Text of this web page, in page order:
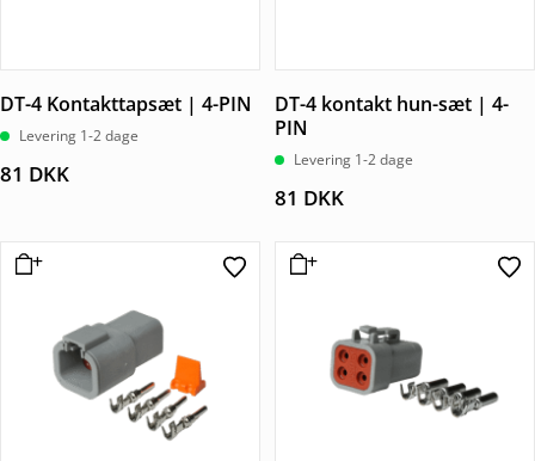
DT-4 Kontakttapsæt | 4-PIN
Levering 1-2 dage
81 DKK
DT-4 kontakt hun-sæt | 4-
PIN
Levering 1-2 dage
81 DKK